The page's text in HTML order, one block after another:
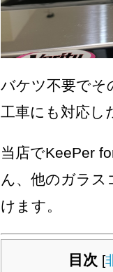
バケツ不要でそ
工車にも対応し
当店でKeePer
ん、他のガラス
けます。
目次 [